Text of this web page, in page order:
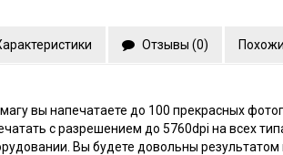
Отзывы (0)
вы напечатаете до 100 прекрасных
с разрешением до 5760dpi на всех
Вы будете довольны